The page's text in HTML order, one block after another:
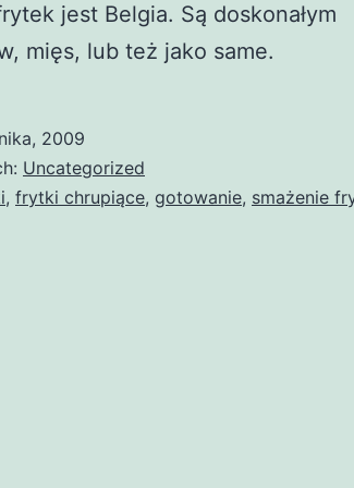
jest Belgia. Są doskonałym
mięs, lub też jako same.
2009
Uncategorized
, frytki chrupiące, gotowanie, smażenie